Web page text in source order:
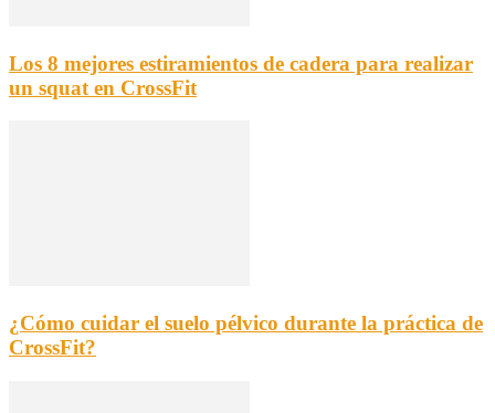
Los 8 mejores estiramientos de cadera para realizar
un squat en CrossFit
¿Cómo cuidar el suelo pélvico durante la práctica de
CrossFit?